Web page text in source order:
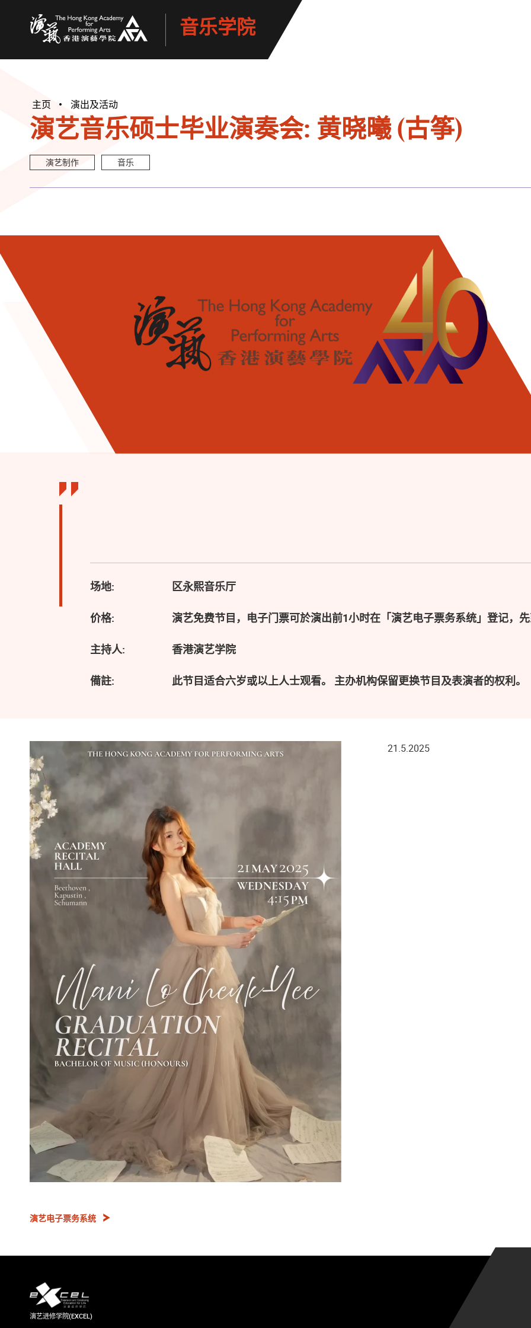
音乐学院
主页 演出及活动
演艺音乐硕士毕业演奏会: 黄晓曦 (古筝)
演艺制作 音乐
场地: 区永熙音乐厅
价格: 演艺免费节目，电子门票可於演出前1小时在「演艺电子票务系统」登记，
主持人: 香港演艺学院
備註: 此节目适合六岁或以上人士观看。 主办机构保留更换节目及表演者的权利。
21.5.2025
演艺电子票务系统
演艺进修学院(EXCEL)